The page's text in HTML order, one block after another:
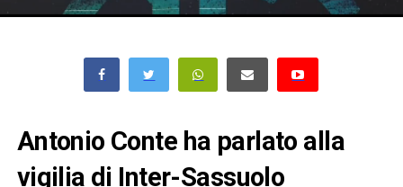
Antonio Conte ha parlato alla
vigilia di Inter-Sassuolo